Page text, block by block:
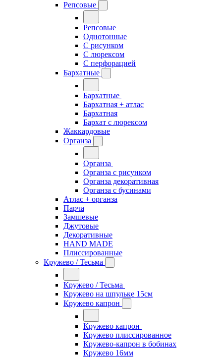
Репсовые
Репсовые
Однотонные
С рисунком
С люрексом
С перфорацией
Бархатные
Бархатные
Бархатная + атлас
Бархатная
Бархат с люрексом
Жаккардовые
Органза
Органза
Органза с рисунком
Органза декоративная
Органза с бусинами
Атлас + органза
Парча
Замшевые
Джутовые
Декоративные
HAND MADE
Плиссированные
Кружево / Тесьма
Кружево / Тесьма
Кружево на шпульке 15см
Кружево капрон
Кружево капрон
Кружево плиссированное
Кружево-капрон в бобинах
Кружево 16мм